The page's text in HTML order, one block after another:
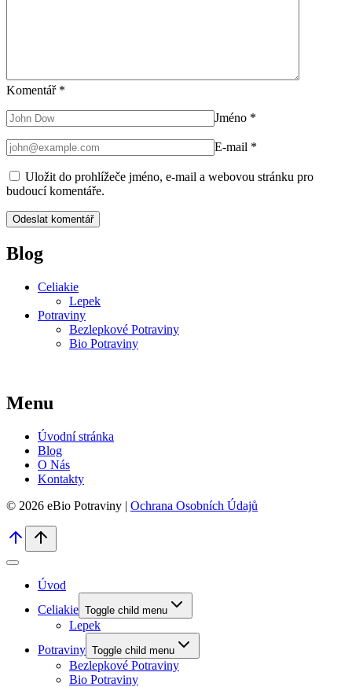
Komentář *
Jméno *
E-mail *
Uložit do prohlížeče jméno, e-mail a webovou stránku pro
budoucí komentáře.
Blog
Celiakie
Lepek
Potraviny
Bezlepkové Potraviny
Bio Potraviny
Menu
Úvodní stránka
Blog
O Nás
Kontakty
© 2026 eBio Potraviny | Ochrana Osobních Údajů
Úvod
Celiakie Toggle child menu
Lepek
Potraviny Toggle child menu
Bezlepkové Potraviny
Bio Potraviny